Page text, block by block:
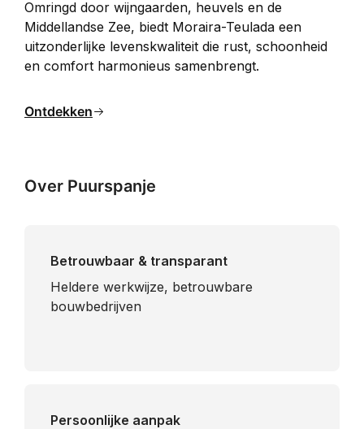
Omringd door wijngaarden, heuvels en de
Middellandse Zee, biedt Moraira-Teulada een
uitzonderlijke levenskwaliteit die rust, schoonheid
en comfort harmonieus samenbrengt.
Ontdekken
Over Puurspanje
Betrouwbaar & transparant
Heldere werkwijze, betrouwbare
bouwbedrijven
Persoonlijke aanpak